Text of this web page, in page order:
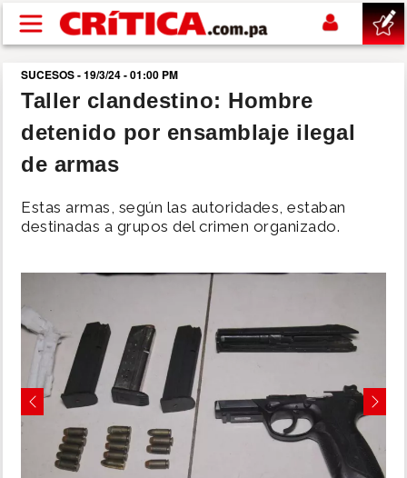
Pasar al contenido principal
buscar
SUCESOS
POLÍTICA
DEPORTES
MUNDO
INSÓLITAS
SUCESOS - 19/3/24 - 01:00 PM
Taller clandestino: Hombre
detenido por ensamblaje ilegal
de armas
Estas armas, según las autoridades, estaban
destinadas a grupos del crimen organizado.
Previous Next